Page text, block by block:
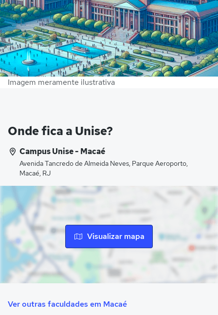
Imagem meramente ilustrativa
Onde fica a Unise?
Campus Unise - Macaé
Avenida Tancredo de Almeida Neves, Parque Aeroporto,
Macaé, RJ
Visualizar mapa
Ver outras faculdades em Macaé